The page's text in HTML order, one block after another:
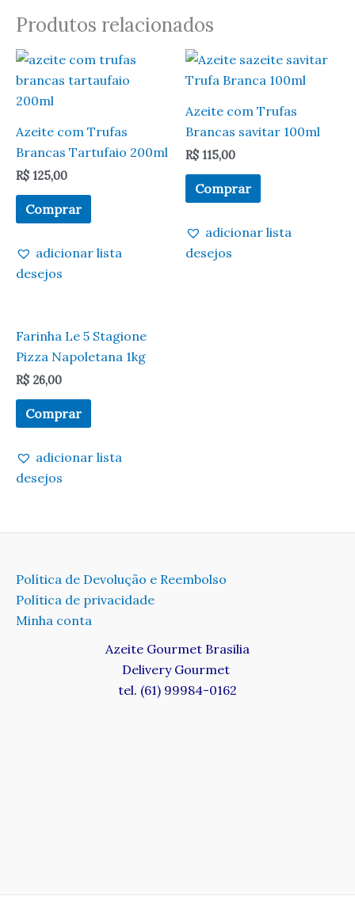
Produtos relacionados
Azeite com Trufas
Brancas Tartufaio 200ml
R$ 125,00
Comprar
adicionar lista
desejos
Azeite com Trufas
Brancas savitar 100ml
R$ 115,00
Comprar
adicionar lista
desejos
Farinha Le 5 Stagione
Pizza Napoletana 1kg
R$ 26,00
Comprar
adicionar lista
desejos
Política de Devolução e Reembolso
Política de privacidade
Minha conta
Azeite Gourmet Brasilia
Delivery Gourmet
tel. (61) 99984-0162